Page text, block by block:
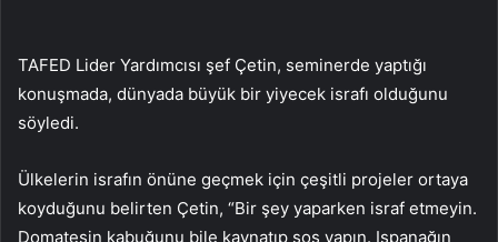
TAFED Lider Yardımcısı şef Çetin, seminerde yaptığı
konuşmada, dünyada büyük bir yiyecek israfı olduğunu
söyledi.
Ülkelerin israfın önüne geçmek için çeşitli projeler ortaya
koyduğunu belirten Çetin, “Bir şey yaparken israf etmeyin.
Domatesin kabuğunu bile kaynatıp sos yapın. Ispanağın